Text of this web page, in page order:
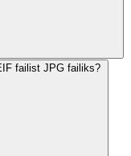
failist JPG failiks?